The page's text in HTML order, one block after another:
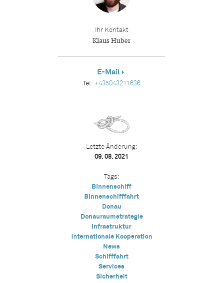
Ihr Kontakt
Klaus Huber
E-Mail
Tel: +435043211636
Letzte Änderung:
09. 08. 2021
Tags:
Binnenschiff
Binnenschifffahrt
Donau
Donauraumstrategie
Infrastruktur
Internationale Kooperation
News
Schifffahrt
Services
Sicherheit